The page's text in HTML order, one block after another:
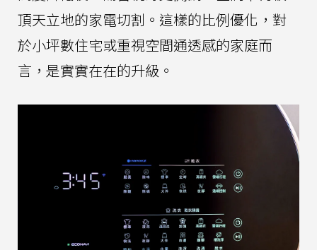
頂天立地的家電切割。這樣的比例優化，對
於小坪數住宅或重視空間通透感的家庭而
言，是實實在在的升級。